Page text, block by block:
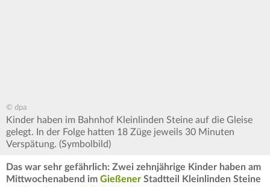
© dpa
Kinder haben im Bahnhof Kleinlinden Steine auf die Gleise
gelegt. In der Folge hatten 18 Züge jeweils 30 Minuten
Verspätung. (Symbolbild)
Das war sehr gefährlich: Zwei zehnjährige Kinder haben am
Mittwochenabend im Gießener Stadtteil Kleinlinden Steine